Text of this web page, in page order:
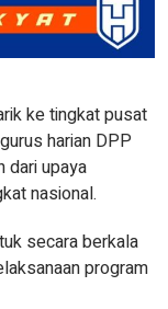
ke tingkat pusat
harian DPP
dari upaya
nasional.
secara berkala
program